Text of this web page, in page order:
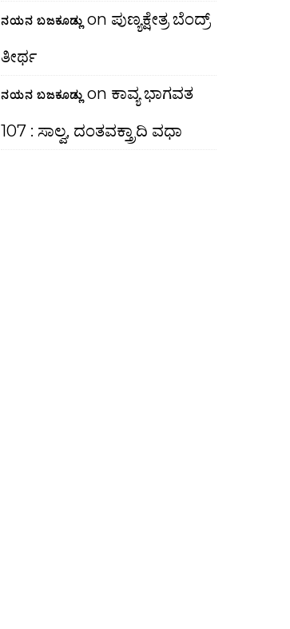
ನಯನ ಬಜಕೂಡ್ಲು on ಪುಣ್ಯಕ್ಷೇತ್ರ ಬೆಂದ್ರ್
ತೀರ್ಥ
ನಯನ ಬಜಕೂಡ್ಲು on ಕಾವ್ಯ ಭಾಗವತ
107 : ಸಾಲ್ವ, ದಂತವಕ್ತ್ರಾದಿ ವಧಾ